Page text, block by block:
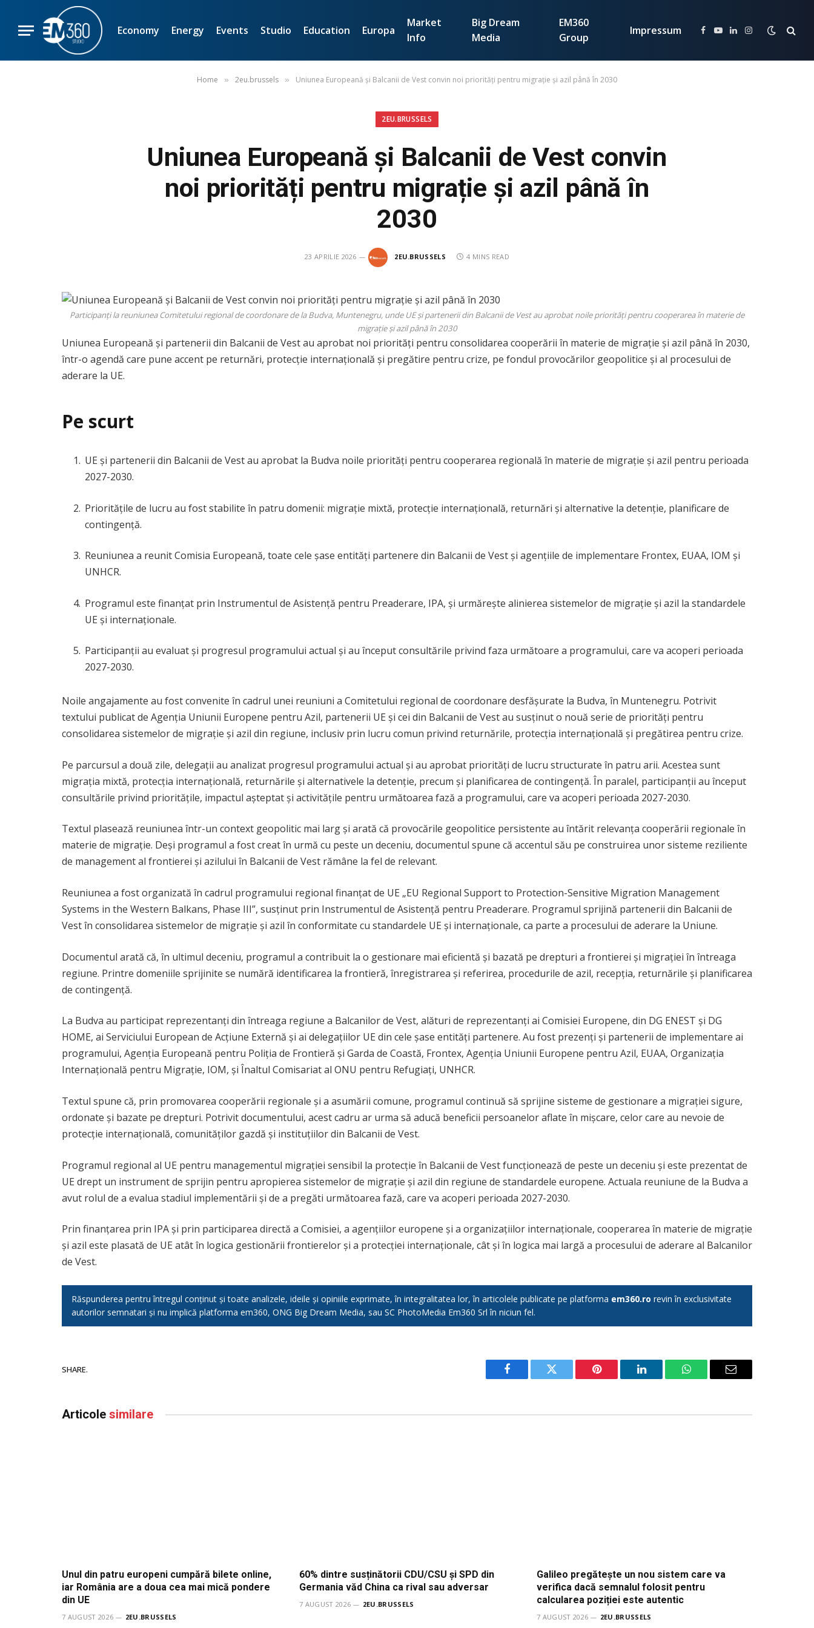
Economy Energy Events Studio Education Europa
Market
Info
Big Dream
Media
EM360
Group
Impressum Facebook
YouTube
LinkedInInstagram
Home » 2eu.brussels » Uniunea Europeană și Balcanii de Vest convin noi priorități pentru migrație și azil până în 2030
2EU.BRUSSELS
Uniunea Europeană și Balcanii de Vest convin
noi priorități pentru migrație și azil până în
2030
23 APRILIE 2026 2EU.BRUSSELS 4 MINS READ
Participanți la reuniunea Comitetului regional de coordonare de la Budva, Muntenegru, unde UE și partenerii din Balcanii de Vest au aprobat noile priorități pentru cooperarea în materie de
migrație și azil până în 2030
Uniunea Europeană și partenerii din Balcanii de Vest au aprobat noi priorități pentru consolidarea cooperării în materie de migrație și azil până în 2030,
într-o agendă care pune accent pe returnări, protecție internațională și pregătire pentru crize, pe fondul provocărilor geopolitice și al procesului de
aderare la UE.
Pe scurt
UE și partenerii din Balcanii de Vest au aprobat la Budva noile priorități pentru cooperarea regională în materie de migrație și azil pentru perioada
2027-2030.
Prioritățile de lucru au fost stabilite în patru domenii: migrație mixtă, protecție internațională, returnări și alternative la detenție, planificare de
contingență.
Reuniunea a reunit Comisia Europeană, toate cele șase entități partenere din Balcanii de Vest și agențiile de implementare Frontex, EUAA, IOM și
UNHCR.
Programul este finanțat prin Instrumentul de Asistență pentru Preaderare, IPA, și urmărește alinierea sistemelor de migrație și azil la standardele
UE și internaționale.
Participanții au evaluat și progresul programului actual și au început consultările privind faza următoare a programului, care va acoperi perioada
2027-2030.
Noile angajamente au fost convenite în cadrul unei reuniuni a Comitetului regional de coordonare desfășurate la Budva, în Muntenegru. Potrivit
textului publicat de Agenția Uniunii Europene pentru Azil, partenerii UE și cei din Balcanii de Vest au susținut o nouă serie de priorități pentru
consolidarea sistemelor de migrație și azil din regiune, inclusiv prin lucru comun privind returnările, protecția internațională și pregătirea pentru crize.
Pe parcursul a două zile, delegații au analizat progresul programului actual și au aprobat priorități de lucru structurate în patru arii. Acestea sunt
migrația mixtă, protecția internațională, returnările și alternativele la detenție, precum și planificarea de contingență. În paralel, participanții au început
consultările privind prioritățile, impactul așteptat și activitățile pentru următoarea fază a programului, care va acoperi perioada 2027-2030.
Textul plasează reuniunea într-un context geopolitic mai larg și arată că provocările geopolitice persistente au întărit relevanța cooperării regionale în
materie de migrație. Deși programul a fost creat în urmă cu peste un deceniu, documentul spune că accentul său pe construirea unor sisteme reziliente
de management al frontierei și azilului în Balcanii de Vest rămâne la fel de relevant.
Reuniunea a fost organizată în cadrul programului regional finanțat de UE „EU Regional Support to Protection-Sensitive Migration Management
Systems in the Western Balkans, Phase III”, susținut prin Instrumentul de Asistență pentru Preaderare. Programul sprijină partenerii din Balcanii de
Vest în consolidarea sistemelor de migrație și azil în conformitate cu standardele UE și internaționale, ca parte a procesului de aderare la Uniune.
Documentul arată că, în ultimul deceniu, programul a contribuit la o gestionare mai eficientă și bazată pe drepturi a frontierei și migrației în întreaga
regiune. Printre domeniile sprijinite se numără identificarea la frontieră, înregistrarea și referirea, procedurile de azil, recepția, returnările și planificarea
de contingență.
La Budva au participat reprezentanți din întreaga regiune a Balcanilor de Vest, alături de reprezentanți ai Comisiei Europene, din DG ENEST și DG
HOME, ai Serviciului European de Acțiune Externă și ai delegațiilor UE din cele șase entități partenere. Au fost prezenți și partenerii de implementare ai
programului, Agenția Europeană pentru Poliția de Frontieră și Garda de Coastă, Frontex, Agenția Uniunii Europene pentru Azil, EUAA, Organizația
Internațională pentru Migrație, IOM, și Înaltul Comisariat al ONU pentru Refugiați, UNHCR.
Textul spune că, prin promovarea cooperării regionale și a asumării comune, programul continuă să sprijine sisteme de gestionare a migrației sigure,
ordonate și bazate pe drepturi. Potrivit documentului, acest cadru ar urma să aducă beneficii persoanelor aflate în mișcare, celor care au nevoie de
protecție internațională, comunităților gazdă și instituțiilor din Balcanii de Vest.
Programul regional al UE pentru managementul migrației sensibil la protecție în Balcanii de Vest funcționează de peste un deceniu și este prezentat de
UE drept un instrument de sprijin pentru apropierea sistemelor de migrație și azil din regiune de standardele europene. Actuala reuniune de la Budva a
avut rolul de a evalua stadiul implementării și de a pregăti următoarea fază, care va acoperi perioada 2027-2030.
Prin finanțarea prin IPA și prin participarea directă a Comisiei, a agențiilor europene și a organizațiilor internaționale, cooperarea în materie de migrație
și azil este plasată de UE atât în logica gestionării frontierelor și a protecției internaționale, cât și în logica mai largă a procesului de aderare al Balcanilor
de Vest.
Răspunderea pentru întregul conținut și toate analizele, ideile și opiniile exprimate, în integralitatea lor, în articolele publicate pe platforma em360.ro revin în exclusivitate
autorilor semnatari și nu implică platforma em360, ONG Big Dream Media, sau SC PhotoMedia Em360 Srl în niciun fel.
SHARE.
Facebook Twitter Pinterest LinkedIn WhatsAppEmail
Articole similare
Unul din patru europeni cumpără bilete online,
iar România are a doua cea mai mică pondere
din UE
7 AUGUST 2026 2EU.BRUSSELS
60% dintre susținătorii CDU/CSU și SPD din
Germania văd China ca rival sau adversar
7 AUGUST 2026 2EU.BRUSSELS
Galileo pregătește un nou sistem care va
verifica dacă semnalul folosit pentru
calcularea poziției este autentic
7 AUGUST 2026 2EU.BRUSSELS